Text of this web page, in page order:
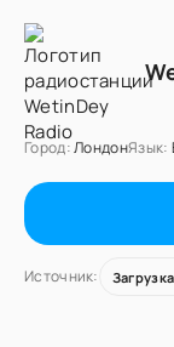
Город:ЛондонЯзык:
Источник: